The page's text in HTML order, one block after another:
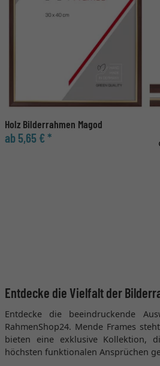
Holz Bilderrahmen Magod
ab 5,65 € *
Entdecke die Vielfalt der
Entdecke die beeindruckende
RahmenShop24. Mende Frames
bieten eine exklusive Kollektion,
höchsten funktionalen Ansprüchen